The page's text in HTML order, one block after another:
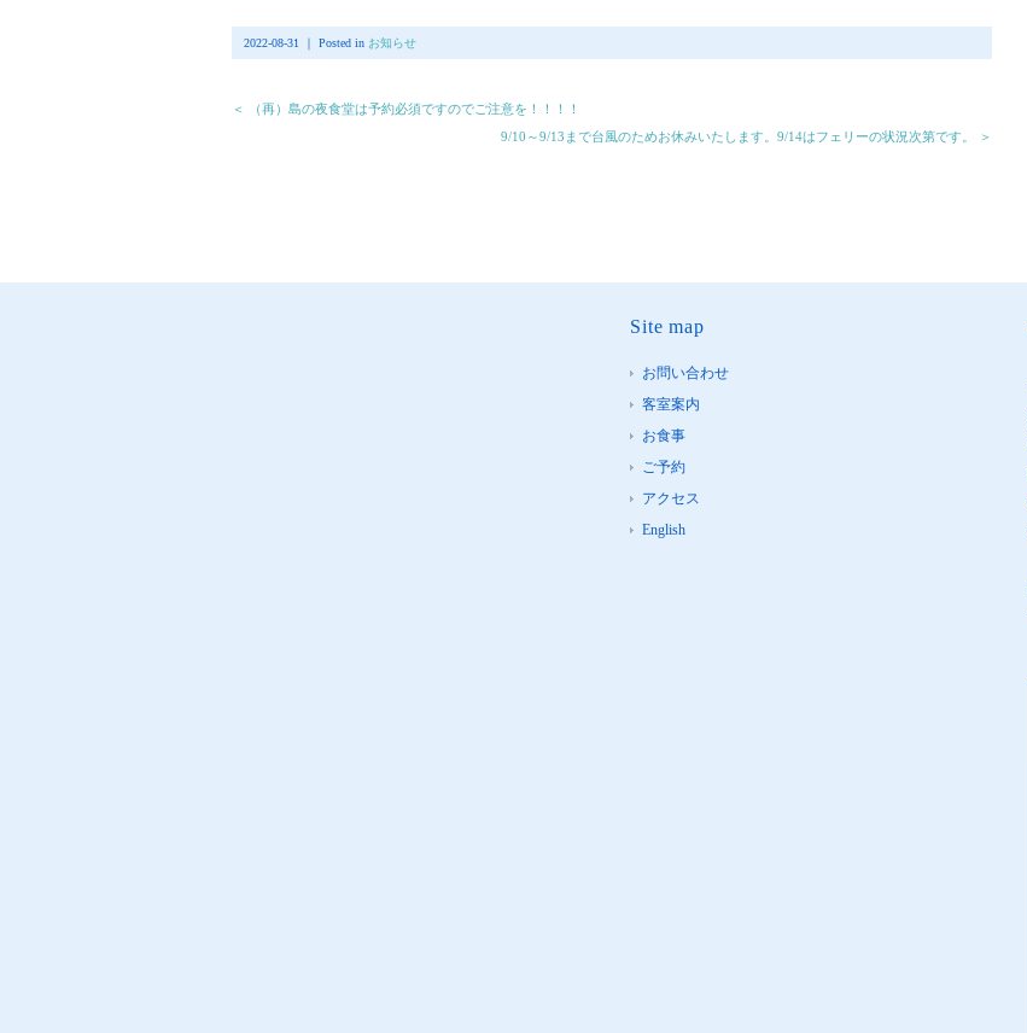
2022-08-31 ｜ Posted in お知らせ
＜ （再）島の夜食堂は予約必須ですのでご注意を！！！！
9/10～9/13まで台風のためお休みいたします。9/14はフェリーの状況次第です。 ＞
Site map
お問い合わせ
客室案内
お食事
ご予約
アクセス
English